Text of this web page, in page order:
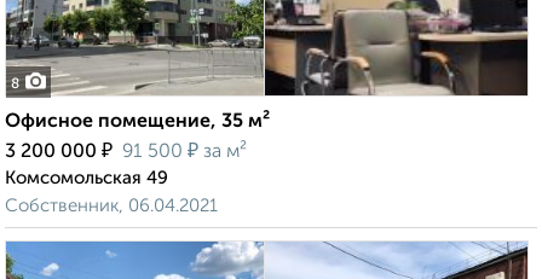
8
Офисное помещение, 35 м²
3 200 000 ₽ 91 500 ₽ за м²
Комсомольская 49
Собственник, 06.04.2021